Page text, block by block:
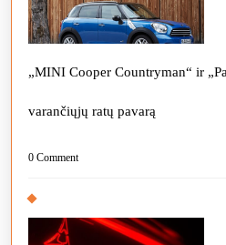
„MINI Cooper Countryman“ ir
varančiųjų ratų pavarą
0 Comment